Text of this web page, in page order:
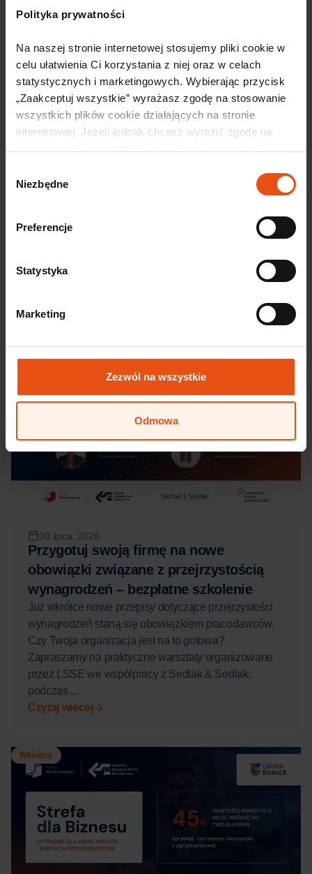
Polityka prywatności
Na naszej stronie internetowej stosujemy pliki cookie w
celu ułatwienia Ci korzystania z niej oraz w celach
statystycznych i marketingowych. Wybierając przycisk
„Zaakceptuj wszystkie” wyrażasz zgodę na stosowanie
wszystkich plików cookie działających na stronie
internetowej. Jeżeli jednak chcesz wyrazić zgodę na
Szczegółowe informacje o przetwarzaniu Twoich danych
Polityce prywatności.
zgody
Niezbędne
Preferencje
Statystyka
Marketing
Zezwól na wszystkie
Odmowa
30 lipca, 2026
Dolnośląski Klaster Motoryzacyjny
partnerem 12. edycji konferencji TOP
automotive 2026
wydarzeń branży automotive w Polsce – to miejsce
biznesu. Konferencja stanowi wyjątkową przestrzeń
Czytaj więcej
Wkrótce
30 lipca, 2026
Przygotuj swoją firmę na nowe
obowiązki związane z przejrzystością
wynagrodzeń – bezpłatne szkolenie
Już wkrótce nowe przepisy dotyczące przejrzystości
wynagrodzeń staną się obowiązkiem pracodawców.
Czy Twoja organizacja jest na to gotowa?
Zapraszamy na praktyczne warsztaty organizowane
przez LSSE we współpracy z Sedlak & Sedlak,
podczas ...
Czytaj więcej
Wkrótce